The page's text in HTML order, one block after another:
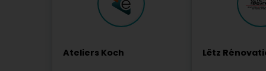
Ateliers Koch Lëtz